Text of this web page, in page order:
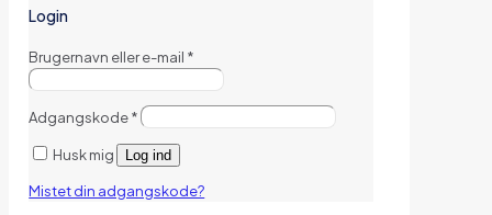
Login
Brugernavn eller e-mail *
Adgangskode*
Husk mig Log ind
Mistet din adgangskode?